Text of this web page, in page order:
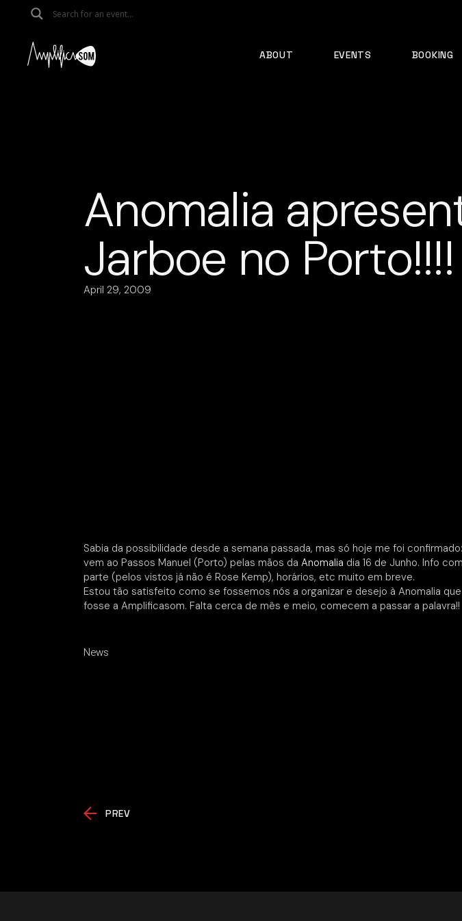
ABOUT EVENTS BOOKING
Anomalia
Jarboe no Porto!!!!
April 29, 2009
Sabia da possibilidade desde a semana passada, mas só hoje me foi
vem ao Passos Manuel (Porto) pelas mãos da Anomalia dia 16 de Junho. Info
parte (pelos vistos já não é Rose Kemp), horários, etc muito em breve.
Estou tão satisfeito como se fossemos nós a organizar e desejo à Anomalia
fosse a Amplificasom. Falta cerca de mês e meio, comecem a passar a palavra!!
News
PREV